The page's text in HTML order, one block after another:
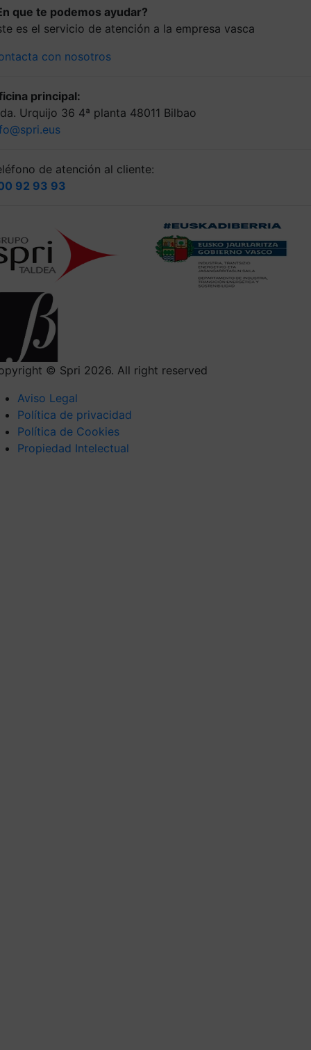
que te podemos ayudar?
es el servicio de atención a la empresa vasca
con nosotros
principal:
Urquijo 36 4ª planta 48011 Bilbao
de atención al cliente:
92 93 93
© Spri 2026. All right reserved
Aviso Legal
Política de privacidad
Política de Cookies
Propiedad Intelectual